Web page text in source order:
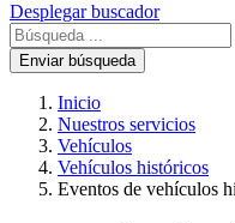
Desplegar buscador
Enviar búsqueda
Inicio
Nuestros servicios
Vehículos
Vehículos históricos
Eventos de vehículos